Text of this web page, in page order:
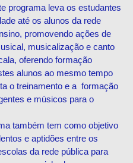
programa leva os estudantes
até os alunos da rede
promovendo ações de
musicalização e canto
oferendo formação
alunos ao mesmo tempo
o treinamento e a formação
e músicos para o
também tem como objetivo
e aptidões entre os
da rede pública para